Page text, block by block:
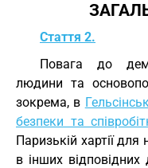
Стаття 2.
Повага до
людини та
зокрема, в
безпеки та
Паризькій хартії
в інших